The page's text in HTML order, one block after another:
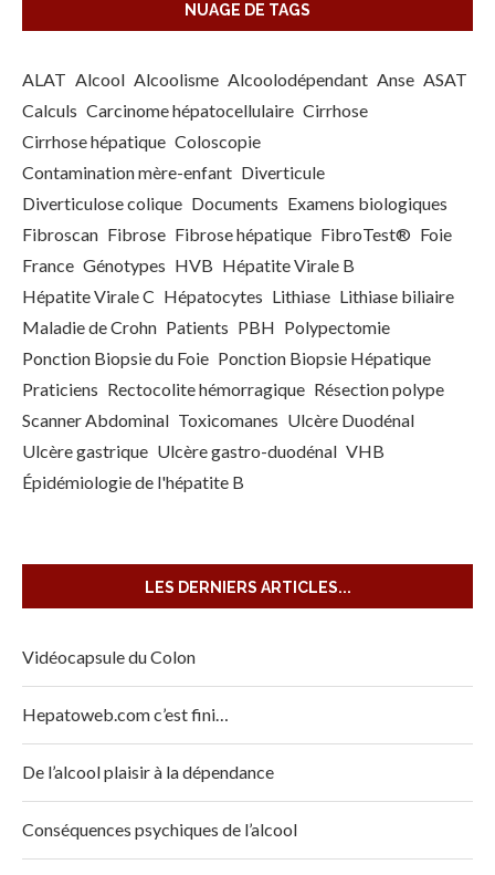
NUAGE DE TAGS
ALAT Alcool Alcoolisme Alcoolodépendant Anse ASAT
Calculs Carcinome hépatocellulaire Cirrhose
Cirrhose hépatique Coloscopie
Contamination mère-enfant Diverticule
Diverticulose colique Documents Examens biologiques
Fibroscan Fibrose Fibrose hépatique FibroTest® Foie
France Génotypes HVB Hépatite Virale B
Hépatite Virale C Hépatocytes Lithiase Lithiase biliaire
Maladie de Crohn Patients PBH Polypectomie
Ponction Biopsie du Foie Ponction Biopsie Hépatique
Praticiens Rectocolite hémorragique Résection polype
Scanner Abdominal Toxicomanes Ulcère Duodénal
Ulcère gastrique Ulcère gastro-duodénal VHB
Épidémiologie de l'hépatite B
LES DERNIERS ARTICLES...
Vidéocapsule du Colon
Hepatoweb.com c’est fini…
De l’alcool plaisir à la dépendance
Conséquences psychiques de l’alcool